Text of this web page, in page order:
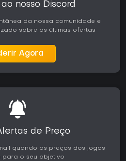
nosso Discord
da nossa comunidade e
sobre as últimas ofertas
Agora
de Preço
quando os preços dos jogos
para o seu objetivo